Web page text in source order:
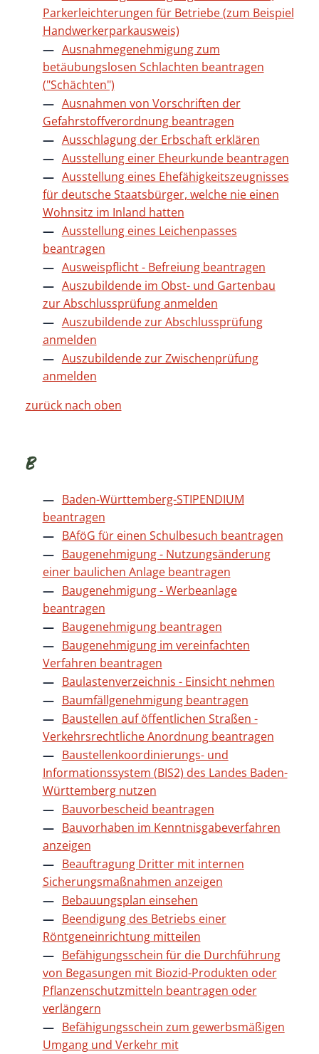
Parkerleichterungen für Betriebe (zum Beispiel
Handwerkerparkausweis)
Ausnahmegenehmigung zum
betäubungslosen Schlachten beantragen
("Schächten")
Ausnahmen von Vorschriften der
Gefahrstoffverordnung beantragen
Ausschlagung der Erbschaft erklären
Ausstellung einer Eheurkunde beantragen
Ausstellung eines Ehefähigkeitszeugnisses
für deutsche Staatsbürger, welche nie einen
Wohnsitz im Inland hatten
Ausstellung eines Leichenpasses
beantragen
Ausweispflicht - Befreiung beantragen
Auszubildende im Obst- und Gartenbau
zur Abschlussprüfung anmelden
Auszubildende zur Abschlussprüfung
anmelden
Auszubildende zur Zwischenprüfung
anmelden
zurück nach oben
B
Baden-Württemberg-STIPENDIUM
beantragen
BAföG für einen Schulbesuch beantragen
Baugenehmigung - Nutzungsänderung
einer baulichen Anlage beantragen
Baugenehmigung - Werbeanlage
beantragen
Baugenehmigung beantragen
Baugenehmigung im vereinfachten
Verfahren beantragen
Baulastenverzeichnis - Einsicht nehmen
Baumfällgenehmigung beantragen
Baustellen auf öffentlichen Straßen -
Verkehrsrechtliche Anordnung beantragen
Baustellenkoordinierungs- und
Informationssystem (BIS2) des Landes Baden-
Württemberg nutzen
Bauvorbescheid beantragen
Bauvorhaben im Kenntnisgabeverfahren
anzeigen
Beauftragung Dritter mit internen
Sicherungsmaßnahmen anzeigen
Bebauungsplan einsehen
Beendigung des Betriebs einer
Röntgeneinrichtung mitteilen
Befähigungsschein für die Durchführung
von Begasungen mit Biozid-Produkten oder
Pflanzenschutzmitteln beantragen oder
verlängern
Befähigungsschein zum gewerbsmäßigen
Umgang und Verkehr mit